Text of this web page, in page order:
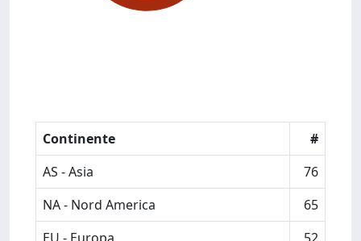
Continente
#
AS - Asia
76
NA - Nord America
65